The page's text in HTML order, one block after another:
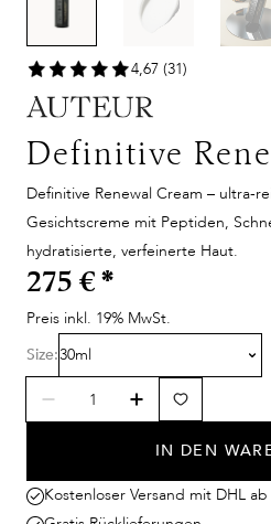
4,67 (31)
Definitive
Definitive Renewal Cream – ultra-
Gesichtscreme mit Peptiden,
hydratisierte, verfeinerte Haut.
275 € *
Preis inkl. 19% MwSt.
Size:30ml
IN DEN
Kostenloser Versand mit DHL ab